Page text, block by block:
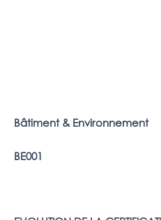
Bâtiment & Environnement
BE001